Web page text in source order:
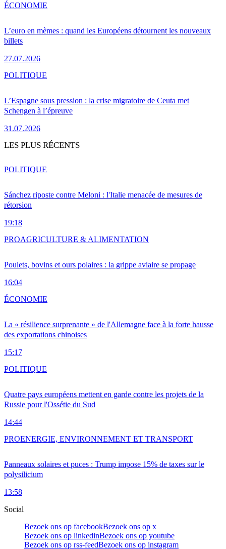
L’euro en mèmes : quand les Européens détournent les nouveaux
billets
27.07.2026
ÉCONOMIE
L’Espagne sous pression : la crise migratoire de Ceuta met
Schengen à l’épreuve
31.07.2026
POLITIQUE
LES PLUS RÉCENTS
Sánchez riposte contre Meloni : l'Italie menacée de mesures de
rétorsion
19:18
POLITIQUE
Poulets, bovins et ours polaires : la grippe aviaire se propage
16:04
PROAGRICULTURE & ALIMENTATION
La « résilience surprenante » de l'Allemagne face à la forte hausse
des exportations chinoises
15:17
ÉCONOMIE
Quatre pays européens mettent en garde contre les projets de la
Russie pour l'Ossétie du Sud
14:44
POLITIQUE
Panneaux solaires et puces : Trump impose 15% de taxes sur le
polysilicium
13:58
PROENERGIE, ENVIRONNEMENT ET TRANSPORT
Social
Bezoek ons op facebookBezoek ons op x
Bezoek ons op linkedinBezoek ons op youtube
Bezoek ons op rss-feedBezoek ons op instagram